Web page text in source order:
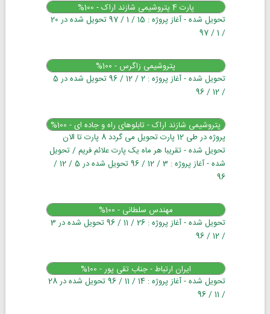
پارت 4 پتروشیمی شازند اراک - 100%
تحویل شده - آغاز پروژه : 15 / 1 / 97 تحویل شده در 20
/ 1 / 97
پتروشیمی زاگرس - 100%
تحویل شده - آغاز پروژه : 2 / 12 / 96 تحویل شده در 5
/ 12 / 96
پتروشیمی شازند اراک - تابلوهای راه و جاده ای - 100%
پروژه در طی 12 پارت تحویل می گردد 8 پارت تا الان
تحویل شده - تقریبا هر ماه یک پارت علائم فریم / تحویل
شده - آغاز پروژه : 3 / 12 / 96 تحویل شده در 5 / 12 /
96
مهندس سلطانی - 100%
تحویل شده - آغاز پروژه : 26 / 11 / 96 تحویل شده در 3
/ 12 / 96
ایران ارتباط - جناب تقی پور - 100%
تحویل شده - آغاز پروژه : 14 / 11 / 96 تحویل شده در 28
/ 11 / 96